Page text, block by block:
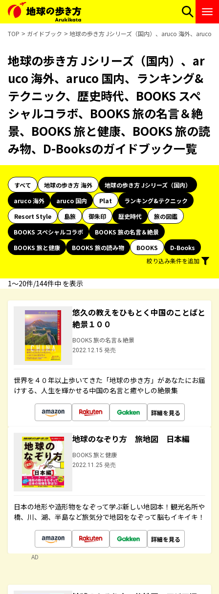
TOP ガイドブック 地球の歩き方 Jシリーズ（国内）、aruco 海外、aruco
地球の歩き方 Jシリーズ（国内）、ar
uco 海外、aruco 国内、ランキング&
テクニック、歴史時代、BOOKS スペ
シャルコラボ、BOOKS 旅の名言＆絶
景、BOOKS 旅と健康、BOOKS 旅の読
み物、D-Booksのガイドブック一覧
すべて 地球の歩き方 海外
地球の歩き方 Jシリーズ（国内）
aruco 海外
aruco 国内 Plat
ランキング&テクニック
Resort Style
島旅 御朱印 歴史時代
旅の図鑑
BOOKS スペシャルコラボ
BOOKS 旅の名言＆絶景
BOOKS 旅と健康
BOOKS 旅の読み物 BOOKS
D-Books
絞り込み条件を追加
1〜20件/144件中 を表示
悠久の教えをひもとく中国のことばと
絶景１００
BOOKS 旅の名言＆絶景
2022.12.15 発売
世界を４０年以上歩いてきた「地球の歩き方」があなたにお届
けする、人生を輝かせる中国の名言と癒やしの絶景集
詳細を見る
地球のなぞり方 旅地図 日本編
BOOKS 旅と健康
2022.11.25 発売
日本の地形や造形物をなぞって学ぶ新しい地図本！観光名所や
橋、川、湖、半島など旅気分で地図をなぞって脳もイキイキ！
詳細を見る
AD